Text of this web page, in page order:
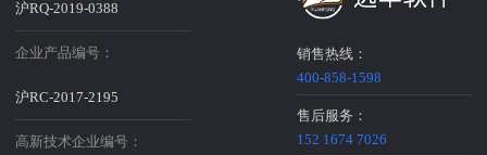
沪RQ-2019-0388
企业产品编号：
沪RC-2017-2195
高新技术企业编号：
销售热线：
400-858-1598
售后服务：
152 1674 7026